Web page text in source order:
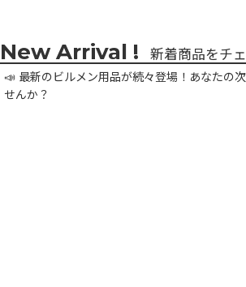
新着商品をチ
📣 最新のビルメン用品が続々登場！あなたの
せんか？